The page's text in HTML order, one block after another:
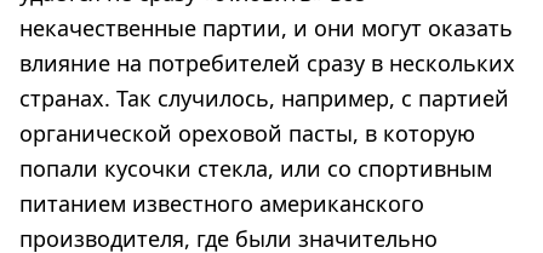
некачественные партии, и они могут оказать
влияние на потребителей сразу в нескольких
странах. Так случилось, например, с партией
органической ореховой пасты, в которую
попали кусочки стекла, или со спортивным
питанием известного американского
производителя, где были значительно